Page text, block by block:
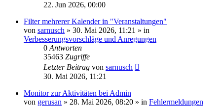
22. Jun 2026, 00:00
Filter mehrerer Kalender in "Veranstaltungen"
von sarnusch » 30. Mai 2026, 11:21 » in
Verbesserungsvorschläge und Anregungen
0 Antworten
35463 Zugriffe
Letzter Beitrag von sarnusch
30. Mai 2026, 11:21
Monitor zur Aktivitäten bei Admin
von gerusan » 28. Mai 2026, 08:20 » in Fehlermeldungen